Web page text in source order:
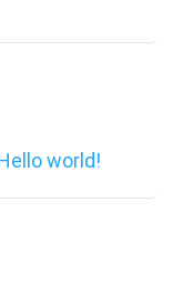
world!